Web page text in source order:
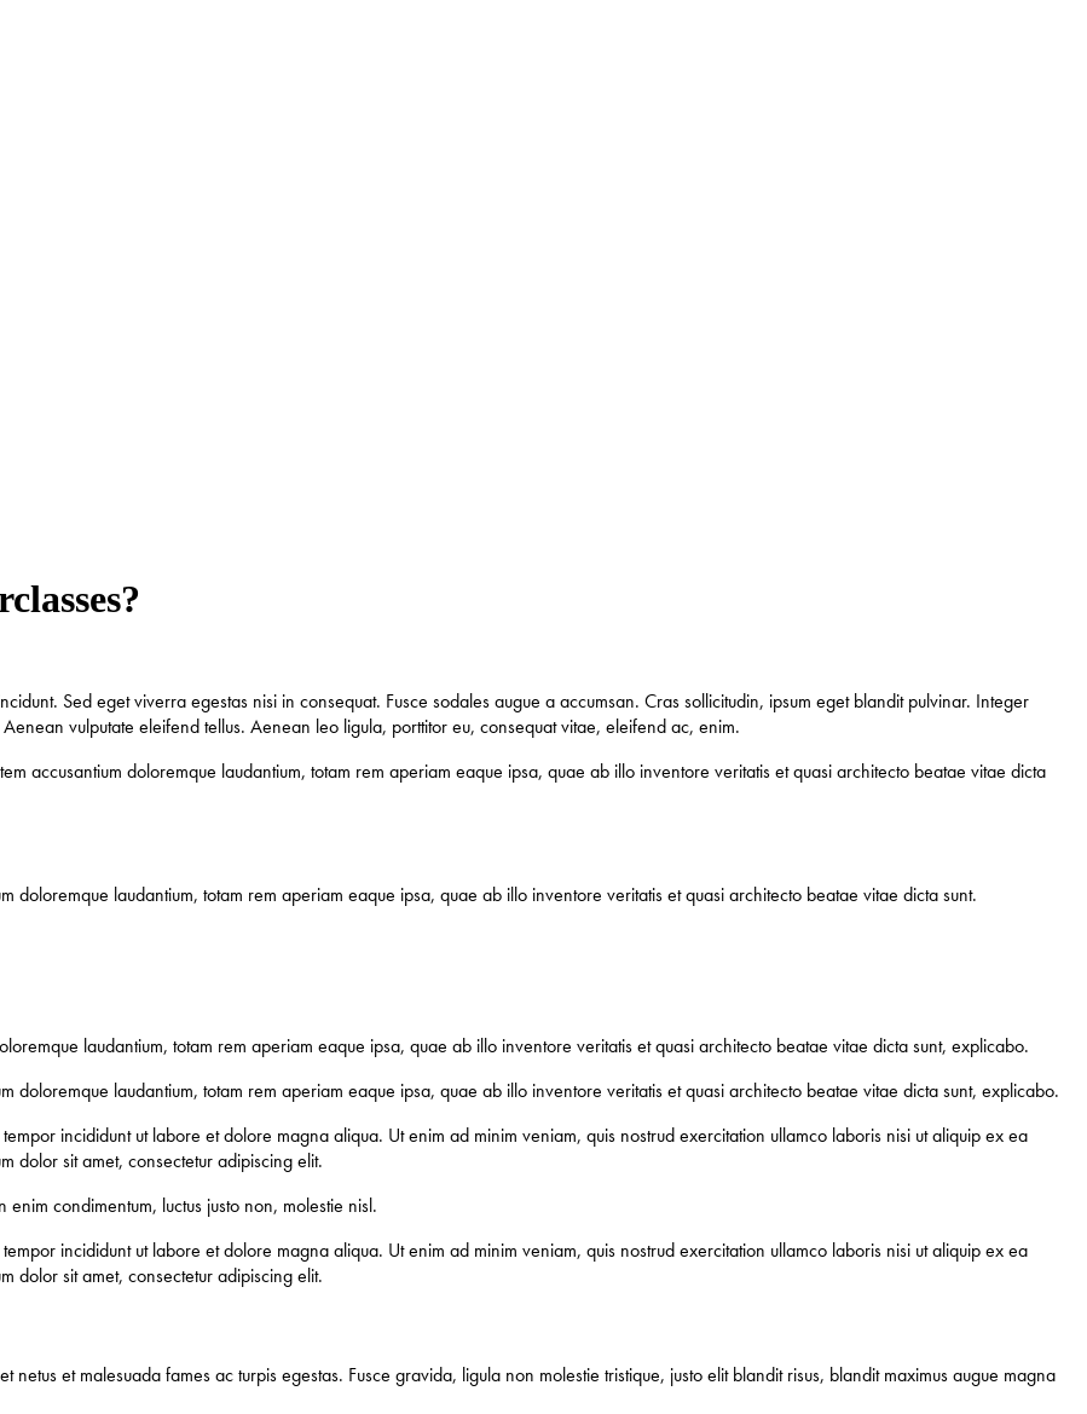
Sed eget viverra egestas nisi in consequat. Fusce sodales augue a accumsan. Cras sollicitudin, ipsum eget blandit pulvinar. Integer
vulputate eleifend tellus. Aenean leo ligula, porttitor eu, consequat vitae, eleifend ac, enim.
accusantium doloremque laudantium, totam rem aperiam eaque ipsa, quae ab illo inventore veritatis et quasi architecto beatae vitae dicta
doloremque laudantium, totam rem aperiam eaque ipsa, quae ab illo inventore veritatis et quasi architecto beatae vitae dicta sunt.
laudantium, totam rem aperiam eaque ipsa, quae ab illo inventore veritatis et quasi architecto beatae vitae dicta sunt, explicabo.
doloremque laudantium, totam rem aperiam eaque ipsa, quae ab illo inventore veritatis et quasi architecto beatae vitae dicta sunt, explicabo.
incididunt ut labore et dolore magna aliqua. Ut enim ad minim veniam, quis nostrud exercitation ullamco laboris nisi ut aliquip ex ea
dolor sit amet, consectetur adipiscing elit.
condimentum, luctus justo non, molestie nisl.
incididunt ut labore et dolore magna aliqua. Ut enim ad minim veniam, quis nostrud exercitation ullamco laboris nisi ut aliquip ex ea
dolor sit amet, consectetur adipiscing elit.
et malesuada fames ac turpis egestas. Fusce gravida, ligula non molestie tristique, justo elit blandit risus, blandit maximus augue magna